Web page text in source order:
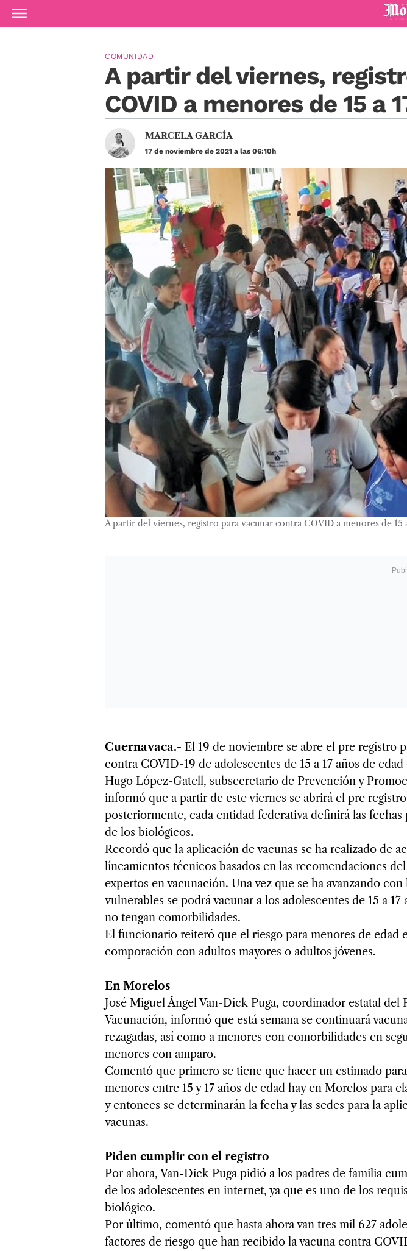
Ir al contenido principal
Diario de Morelos
A partir del viernes,
COVID a menores de 15 a
COMUNIDAD
MARCELA GARCÍA
17 de noviembre de 2021 a las 06:10h
A partir del viernes, registro para vacunar contra COVID a menores de 15
Cuernavaca.- El 19 de noviembre se abre el pre registro
contra COVID-19 de adolescentes de 15 a 17 años de
Hugo López-Gatell, subsecretario de Prevención y
informó que a partir de este viernes se abrirá el pre
posteriormente, cada entidad federativa definirá las fechas
de los biológicos.
Recordó que la aplicación de vacunas se ha realizado de
líneamientos técnicos basados en las recomendaciones
expertos en vacunación. Una vez que se ha avanzando con
vulnerables se podrá vacunar a los adolescentes de 15 a 17
no tengan comorbilidades.
El funcionario reiteró que el riesgo para menores de edad
comporación con adultos mayores o adultos jóvenes.
En Morelos
José Miguel Ángel Van-Dick Puga, coordinador estatal del
Vacunación, informó que está semana se continuará
rezagadas, así como a menores con comorbilidades en
menores con amparo.
Comentó que primero se tiene que hacer un estimado
menores entre 15 y 17 años de edad hay en Morelos para
y entonces se determinarán la fecha y las sedes para la
vacunas.
Piden cumplir con el registro
Por ahora, Van-Dick Puga pidió a los padres de familia
de los adolescentes en internet, ya que es uno de los
biológico.
Por último, comentó que hasta ahora van tres mil 627
factores de riesgo que han recibido la vacuna contra